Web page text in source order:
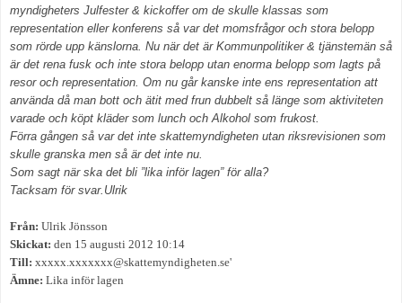
myndigheters Julfester & kickoffer om de skulle klassas som
representation eller konferens så var det momsfrågor och stora belopp
som rörde upp känslorna. Nu när det är Kommunpolitiker & tjänstemän så
är det rena fusk och inte stora belopp utan enorma belopp som lagts på
resor och representation. Om nu går kanske inte ens representation att
använda då man bott och ätit med frun dubbelt så länge som aktiviteten
varade och köpt kläder som lunch och Alkohol som frukost.
Förra gången så var det inte skattemyndigheten utan riksrevisionen som
skulle granska men så är det inte nu.
Som sagt när ska det bli ”lika inför lagen” för alla?
Tacksam för svar. Ulrik
Från: Ulrik Jönsson
Skickat: den 15 augusti 2012 10:14
Till: xxxxx.xxxxxxx@skattemyndigheten.se'
Ämne: Lika inför lagen